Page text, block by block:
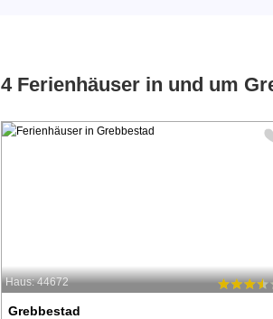
4 Ferienhäuser in und um
Haus: 44672
Grebbestad